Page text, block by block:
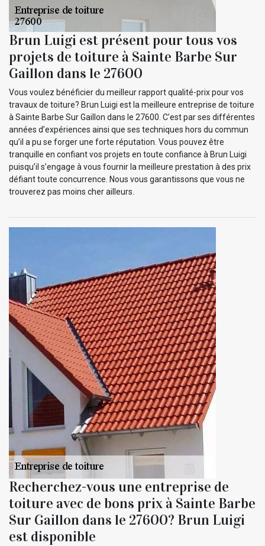
Brun Luigi est présent pour tous vos
projets de toiture à Sainte Barbe Sur
Gaillon dans le 27600
Vous voulez bénéficier du meilleur rapport qualité-prix pour vos
travaux de toiture? Brun Luigi est la meilleure entreprise de toiture
à Sainte Barbe Sur Gaillon dans le 27600. C’est par ses différentes
années d’expériences ainsi que ses techniques hors du commun
qu’il a pu se forger une forte réputation. Vous pouvez être
tranquille en confiant vos projets en toute confiance à Brun Luigi
puisqu’il s’engage à vous fournir la meilleure prestation à des prix
défiant toute concurrence. Nous vous garantissons que vous ne
trouverez pas moins cher ailleurs.
Recherchez-vous une entreprise de
toiture avec de bons prix à Sainte Barbe
Sur Gaillon dans le 27600? Brun Luigi
est disponible